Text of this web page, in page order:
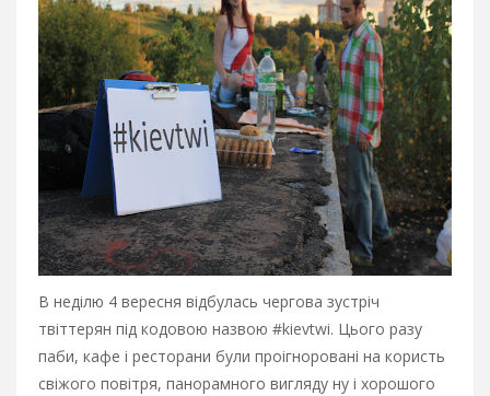
В неділю 4 вересня відбулась чергова зустріч
твіттерян під кодовою назвою #kievtwi. Цього разу
паби, кафе і ресторани були проігноровані на користь
свіжого повітря, панорамного вигляду ну і хорошого